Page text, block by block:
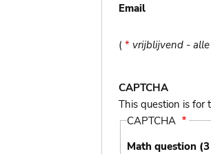
Email
( * vrijblijvend -
CAPTCHA
This question is for
CAPTCHA
Math question